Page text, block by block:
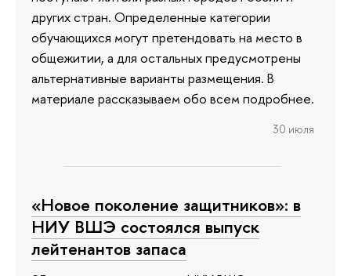
других стран. Определенные категории
обучающихся могут претендовать на место в
общежитии, а для остальных предусмотрены
альтернативные варианты размещения. В
материале рассказываем обо всем подробнее.
30 июля
«Новое поколение защитников»: в
НИУ ВШЭ состоялся выпуск
лейтенантов запаса